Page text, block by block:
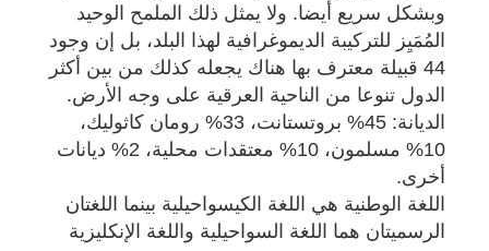
وبشكل سريع أيضا. ولا يمثل ذلك الملمح الوحيد
المُمَيِز للتركيبة الديموغرافية لهذا البلد، بل إن وجود
44 قبيلة معترف بها هناك يجعله كذلك من بين أكثر
الدول تنوعا من الناحية العرقية على وجه الأرض.
الديانة: 45% بروتستانت، 33% رومان كاثوليك،
10% مسلمون، 10% معتقدات محلية، 2% ديانات
أخرى.
اللغة الوطنية هي اللغة الكيسواحيلية بينما اللغتان
الرسميتان هما اللغة السواحيلية واللغة الإنكليزية